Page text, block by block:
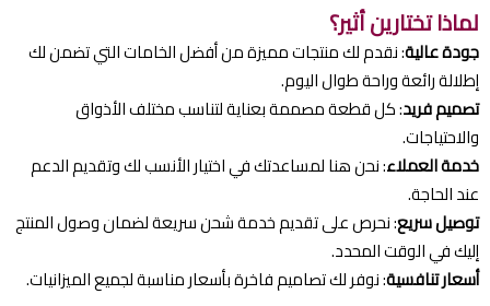
لماذا تختارين أثير؟
جودة عالية: نقدم لك منتجات مميزة من أفضل الخامات التي تضمن لك
إطلالة رائعة وراحة طوال اليوم.
تصميم فريد: كل قطعة مصممة بعناية لتناسب مختلف الأذواق
والاحتياجات.
خدمة العملاء: نحن هنا لمساعدتك في اختيار الأنسب لك وتقديم الدعم
عند الحاجة.
توصيل سريع: نحرص على تقديم خدمة شحن سريعة لضمان وصول المنتج
إليك في الوقت المحدد.
أسعار تنافسية: نوفر لك تصاميم فاخرة بأسعار مناسبة لجميع الميزانيات.